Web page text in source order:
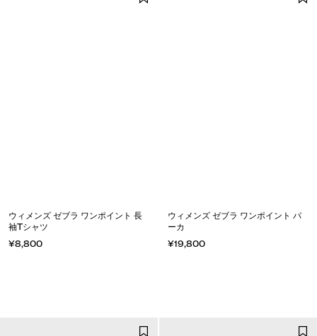
ウィメンズ ゼブラ ワンポイント 長
袖Tシャツ
¥8,800
ウィメンズ ゼブラ ワンポイント パ
ーカ
¥19,800